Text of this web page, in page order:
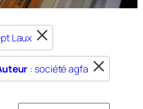
Laux
: société agfa